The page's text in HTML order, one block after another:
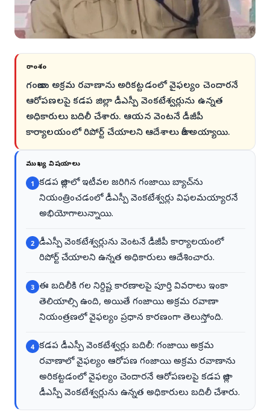
సారాంశం
గంజాయి అక్రమ రవాణాను అరికట్టడంలో వైఫల్యం చెందారనే
ఆరోపణలపై కడప జిల్లా డీఎస్పీ వెంకటేశ్వర్లును ఉన్నత
అధికారులు బదిలీ చేశారు. ఆయన వెంటనే డీజీపీ
కార్యాలయంలో రిపోర్ట్ చేయాలని ఆదేశాలు జారీ అయ్యాయి.
ముఖ్య విషయాలు
1 కడప జిల్లాలో ఇటీవల జరిగిన గంజాయి బ్యాచ్‌ను
నియంత్రించడంలో డీఎస్పీ వెంకటేశ్వర్లు విఫలమయ్యారనే
అభియోగాలున్నాయి.
2 డీఎస్పీ వెంకటేశ్వర్లును వెంటనే డీజీపీ కార్యాలయంలో
రిపోర్ట్ చేయాలని ఉన్నత అధికారులు ఆదేశించారు.
3 ఈ బదిలీకి గల నిర్దిష్ట కారణాలపై పూర్తి వివరాలు ఇంకా
తెలియాల్సి ఉంది, అయితే గంజాయి అక్రమ రవాణా
నియంత్రణలో వైఫల్యం ప్రధాన కారణంగా తెలుస్తోంది.
4 కడప డీఎస్పీ వెంకటేశ్వర్లు బదిలీ: గంజాయి అక్రమ
రవాణాలో వైఫల్యం ఆరోపణ గంజాయి అక్రమ రవాణాను
అరికట్టడంలో వైఫల్యం చెందారనే ఆరోపణలపై కడప జిల్లా
డీఎస్పీ వెంకటేశ్వర్లును ఉన్నత అధికారులు బదిలీ చేశారు.